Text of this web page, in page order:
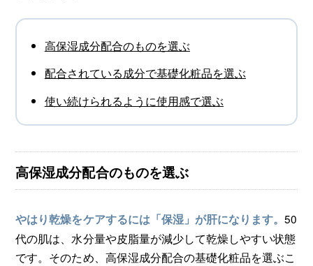
高保湿成分配合のものを選ぶ
配合されている成分で基礎化粧品を選ぶ
使い続けられるように使用感で選ぶ
高保湿成分配合のものを選ぶ
やはり乾燥をケアするには「保湿」が肝になります。 50
代の肌は、水分量や皮脂量が減少して乾燥しやすい状態
です。そのため、高保湿成分配合の基礎化粧品を選ぶこ